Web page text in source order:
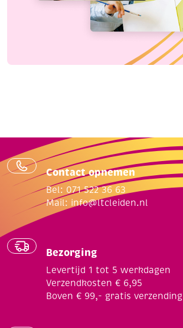
Contact opnemen
Bel: 071 522 36 63
Mail: info@ltcleiden.nl
Bezorging
Levertijd 1 tot 5 werkdagen
Verzendkosten € 6,95
Boven € 99,- gratis verzending